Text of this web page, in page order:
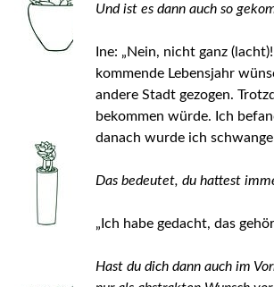
Und ist es dann auch so
Ine: „Nein, nicht ganz
kommende Lebensjahr
andere Stadt gezogen.
bekommen würde. Ich
danach wurde ich
Das bedeutet, du hattest
„Ich habe gedacht, das
Hast du dich dann auch im